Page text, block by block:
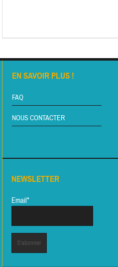
EN SAVOIR PLUS !
FAQ
NOUS CONTACTER
NEWSLETTER
Email*